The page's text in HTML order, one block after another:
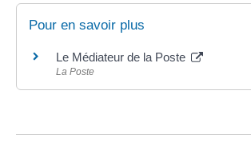
Pour en savoir plus
Le Médiateur de la Poste
La Poste